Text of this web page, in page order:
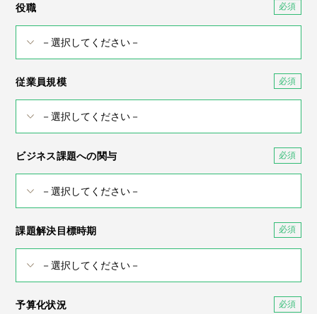
役職
従業員規模
ビジネス課題への関与
課題解決目標時期
予算化状況